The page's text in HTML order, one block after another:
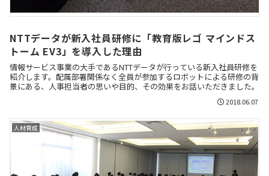
NTTデータが新入社員研修に「教育版レゴ マインドス
トーム EV3」を導入した理由
情報サービス事業の大手であるNTTデータが行っている新入社員研修を
紹介します。配属部署関係なく全員が参加するロボットによる研修の背
景にある、人事担当者の思いや目的、その効果をお話いただきました。
2018.06.07
人材育成